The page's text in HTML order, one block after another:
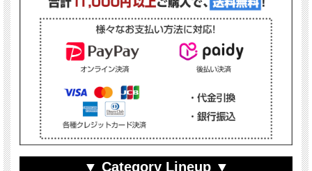
▼ Category Lineup ▼